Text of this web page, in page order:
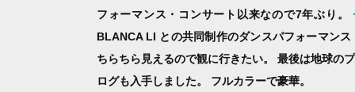
フォーマンス・コンサート以来なので7年ぶり。
BLANCA LI との共同制作のダンスパフォーマン
ちらちら見えるので観に行きたい。 最後は地球の
ログも入手しました。 フルカラーで豪華。